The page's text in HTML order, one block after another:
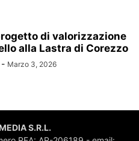
di valorizzazione
alla Lastra di Corezzo
- Marzo 3, 2026
S.R.L.